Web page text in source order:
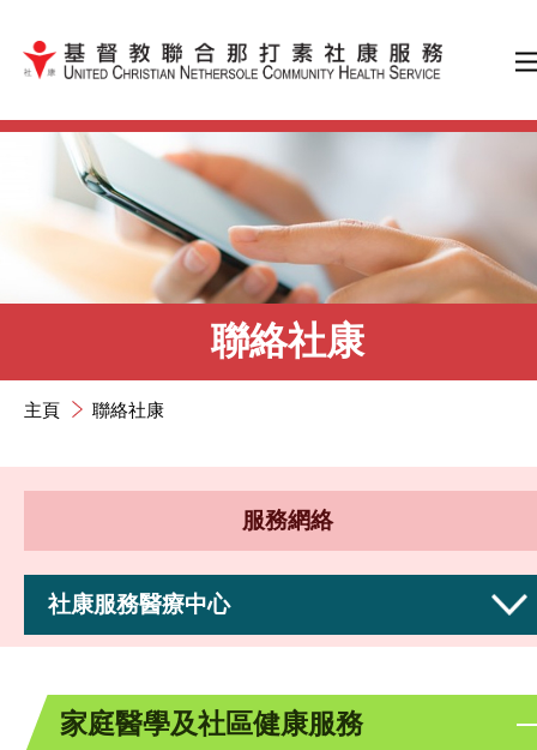
跳到內容（按輸入鍵）
聯絡社康
主頁 聯絡社康
服務網絡
社康服務醫療中心
家庭醫學及社區健康服務